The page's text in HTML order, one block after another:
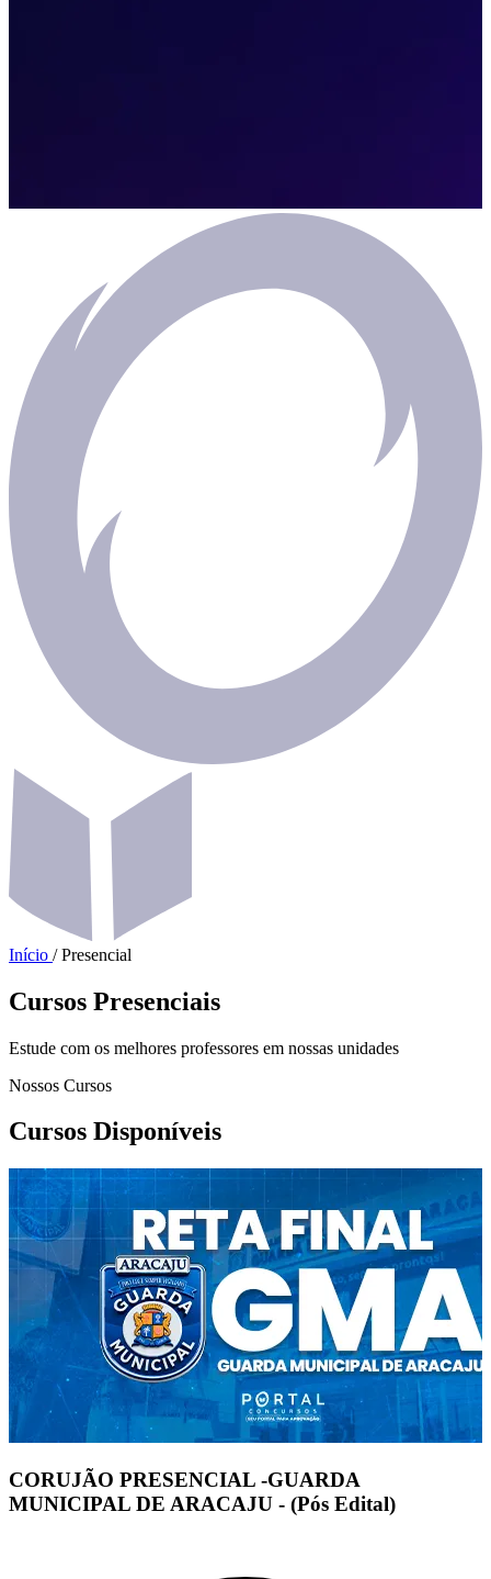
Início / Presencial
Cursos Presenciais
Estude com os melhores professores em nossas unidades
Nossos Cursos
Cursos Disponíveis
CORUJÃO PRESENCIAL -GUARDA
MUNICIPAL DE ARACAJU - (Pós Edital)